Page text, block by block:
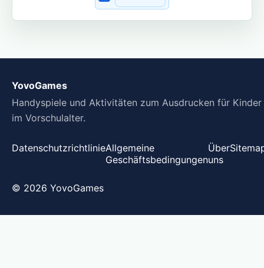
YovoGames
Handyspiele und Aktivitäten zum Ausdrucken für Kinder
im Vorschulalter.
DatenschutzrichtlinieAllgemeine
Geschäftsbedingungen
Über
uns
© 2026 YovoGames